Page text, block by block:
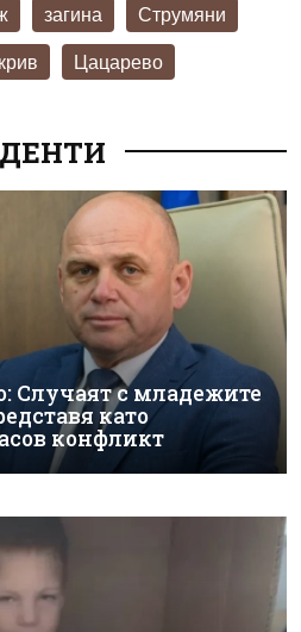
загина Струмяни
Цацарево
Случаят с младежите
като
конфликт